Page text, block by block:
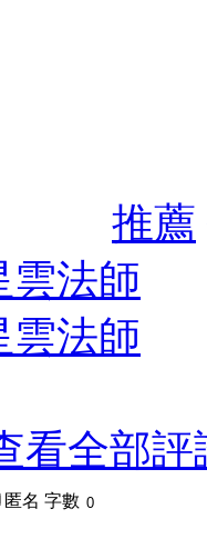
推薦
法師
法師
看全部評
匿名 字數